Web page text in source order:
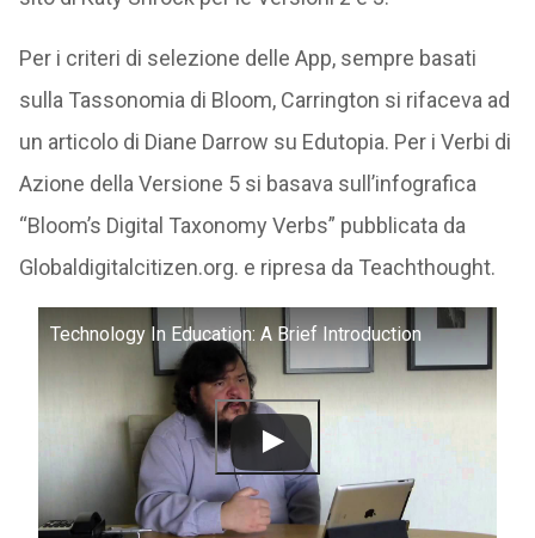
Per i criteri di selezione delle App, sempre basati
sulla Tassonomia di Bloom, Carrington si rifaceva ad
un articolo di Diane Darrow su Edutopia. Per i Verbi di
Azione della Versione 5 si basava sull’infografica
“Bloom’s Digital Taxonomy Verbs” pubblicata da
Globaldigitalcitizen.org. e ripresa da Teachthought.
Technology In Education: A Brief Introduction